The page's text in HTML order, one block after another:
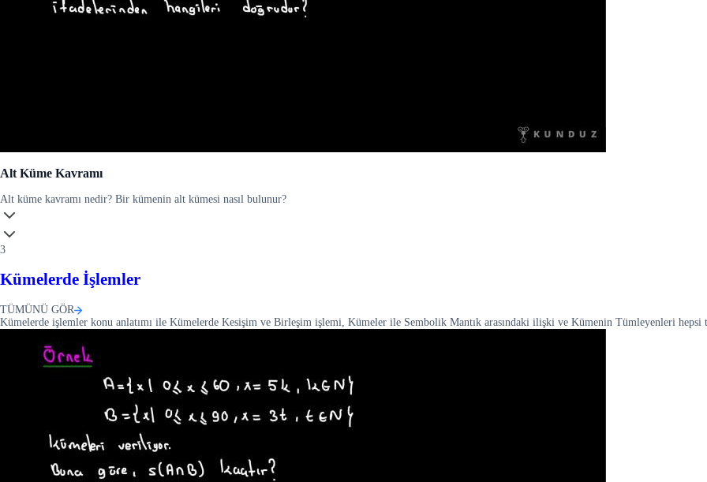
Alt Küme Kavramı
Alt küme kavramı nedir? Bir kümenin alt kümesi nasıl bulunur?
3
Kümelerde İşlemler
TÜMÜNÜ GÖR
Kümelerde işlemler konu anlatımı ile Kümelerde Kesişim ve Birleşim işlemi, Kümeler ile Sembolik Mantık arasındaki ilişki ve Kümenin Tümleyenleri hepsi